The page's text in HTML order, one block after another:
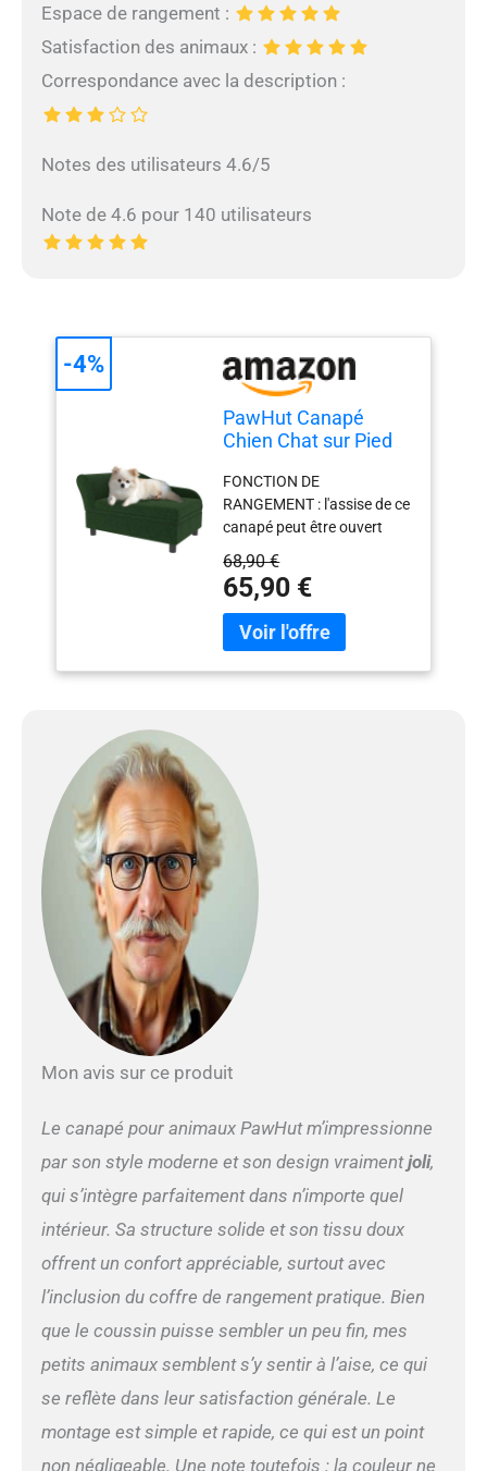
Espace de rangement :
Satisfaction des animaux :
Correspondance avec la description :
Notes des utilisateurs 4.6/5
Note de 4.6 pour 140 utilisateurs
PawHut Canapé
Chien Chat sur Pied
45 x 43 cm Vert
FONCTION DE
RANGEMENT : l'assise de ce
canapé peut être ouvert
pour obtenir un espace de
rangement supplémentaire,
vous pouvez y mettre des
fournitures pour animaux
de compagnie. DESIGN
surface en velours vert, qui
offre un lieu de repos
luxueux à vos animaux
mignons. GRAND
CONFORT : un coussin
mousse et un tissu doux en
velours peuvent fournir un
soutien suffisant et un
confort accru pour les
animaux mignons.
canapé pour chien a une
solide, peut supporter 15
des petits chiens et chats.
BONNE SÉCURITÉ : le siège
dossier hauts, qui peut bien
protéger les animaux
chutes et les faire se sentir
en sécurité. Les 4 pieds
stabilité du canapé et utiles
pour éviter l'humidité.
68,90 €
65,90 €
-4%
Mon avis sur ce produit
Le canapé pour animaux PawHut m’impressionne
par son style moderne et son design vraimentjoli,
qui s’intègre parfaitement dans n’importe quel
intérieur. Sa structure solide et son tissu doux
offrent un confort appréciable, surtout avec
l’inclusion du coffre de rangement pratique. Bien
que le coussin puisse sembler un peu fin, mes
petits animaux semblent s’y sentir à l’aise, ce qui
se reflète dans leur satisfaction générale. Le
montage est simple et rapide, ce qui est un point
non négligeable. Une note toutefois : la couleur ne